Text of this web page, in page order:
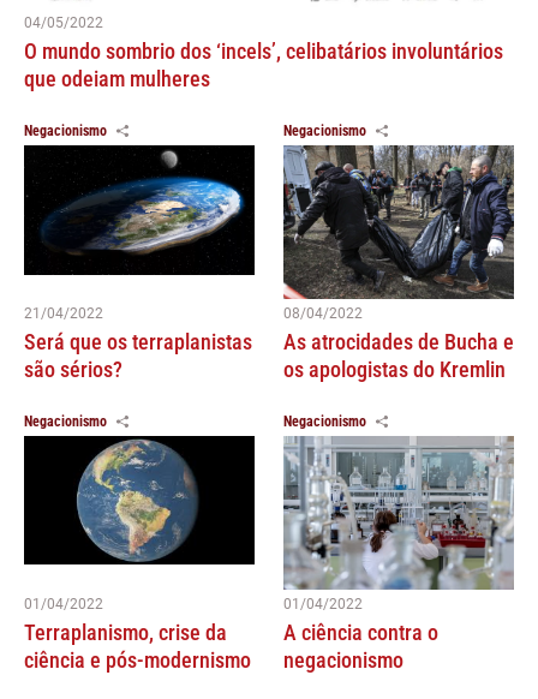
04/05/2022
O mundo sombrio dos ‘incels’, celibatários involuntários
que odeiam mulheres
Negacionismo
21/04/2022
Será que os terraplanistas
são sérios?
Negacionismo
08/04/2022
As atrocidades de Bucha e
os apologistas do Kremlin
Negacionismo
01/04/2022
Terraplanismo, crise da
ciência e pós-modernismo
Negacionismo
01/04/2022
A ciência contra o
negacionismo